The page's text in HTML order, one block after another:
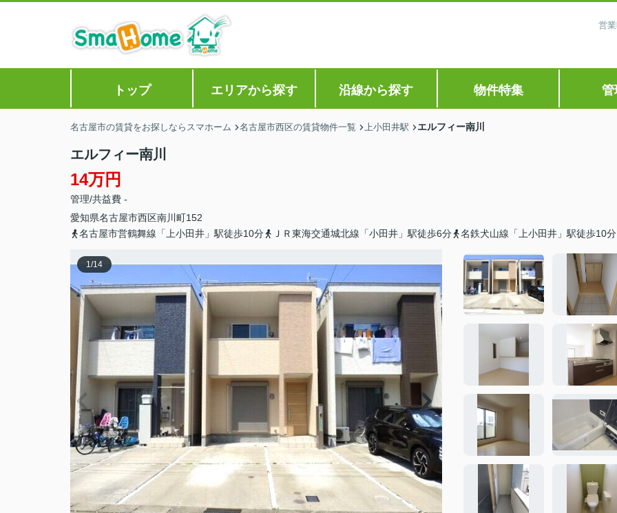
営
トップ エリアから探す 沿線から探す 物件特集 管
名古屋市の賃貸をお探しならスマホーム 名古屋市西区の賃貸物件一覧 上小田井駅 エルフィー南川
エルフィー南川
14万円
管理/共益費 -
愛知県名古屋市西区南川町152
名古屋市営鶴舞線「上小田井」駅徒歩10分
ＪＲ東海交通城北線「小田井」駅徒歩6分 名鉄犬山線「上小田井」駅徒歩10分
1/14